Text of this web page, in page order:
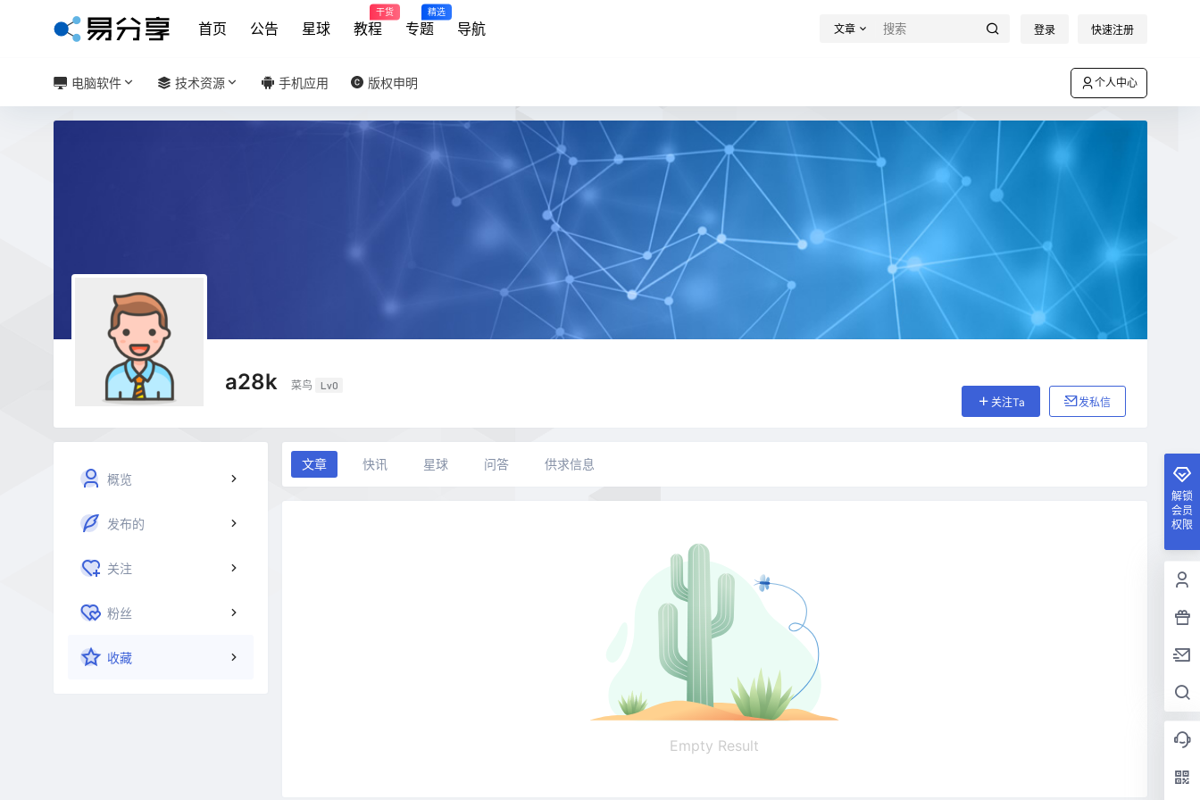
首页 公告 星球 教程
干货
专题
精选
导航 文章 登录 快速注册
电脑软件 技术资源 手机应用 版权申明 个人中心
a28k 菜鸟
Lv0
关注Ta
发私信
概览
发布的
关注
粉丝
收藏
文章 快讯 星球 问答 供求信息
Empty Result
解锁
会员
权限